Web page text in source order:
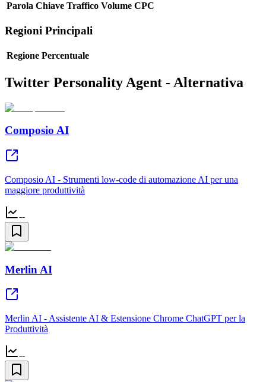
Parola Chiave Traffico Volume CPC
Regioni Principali
Regione Percentuale
Twitter Personality Agent - Alternativa
Composio AI
Composio AI - Strumenti low-code di automazione AI per una
maggiore produttività
--
Merlin AI
Merlin AI - Assistente AI & Estensione Chrome ChatGPT per la
Produttività
--